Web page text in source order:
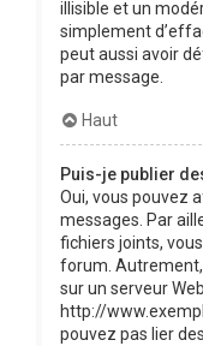
illisible et un
simplement
peut aussi avoir
par message.
Haut
Puis-je publier
Oui, vous pouvez
messages. Par
fichiers joints,
forum.
sur un serveur
http://
pouvez pas lier